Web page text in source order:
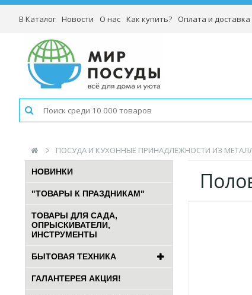
В Каталог Новости О нас Как купить? Оплата и доставка
ПОСУДА И КУХОННЫЕ ПРИНАДЛЕЖНОСТИ ИЗ
НОВИНКИ
"ТОВАРЫ К ПРАЗДНИКАМ"
ТОВАРЫ ДЛЯ САДА,
ОПРЫСКИВАТЕЛИ,
ИНСТРУМЕНТЫ
БЫТОВАЯ ТЕХНИКА
ГАЛАНТЕРЕЯ АКЦИЯ!